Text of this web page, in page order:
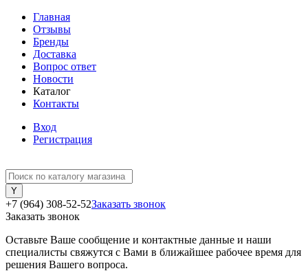
Главная
Отзывы
Бренды
Доставка
Вопрос ответ
Новости
Каталог
Контакты
Вход
Регистрация
+7 (964) 308-52-52Заказать звонок
Заказать звонок
Оставьте Ваше сообщение и контактные данные и наши
специалисты свяжутся с Вами в ближайшее рабочее время для
решения Вашего вопроса.